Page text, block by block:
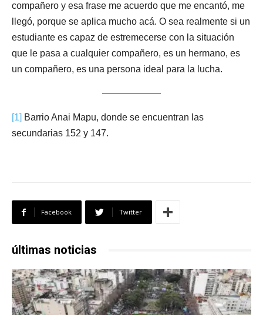
compañero y esa frase me acuerdo que me encantó, me
llegó, porque se aplica mucho acá. O sea realmente si un
estudiante es capaz de estremecerse con la situación
que le pasa a cualquier compañero, es un hermano, es
un compañero, es una persona ideal para la lucha.
[1] Barrio Anai Mapu, donde se encuentran las
secundarias 152 y 147.
Facebook Twitter
últimas noticias